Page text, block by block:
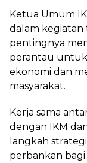
Ketua Umum
dalam kegiatan
pentingnya
perantau
ekonomi dan
masyarakat.
Kerja sama
dengan IKM
langkah
perbankan